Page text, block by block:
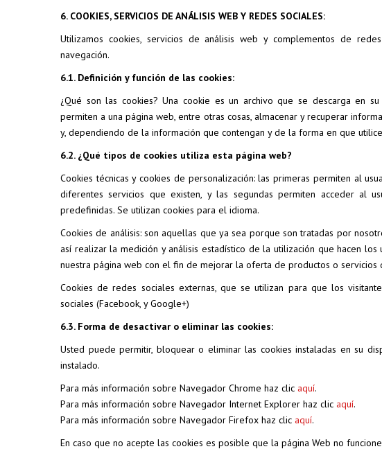
6. COOKIES, SERVICIOS DE ANÁLISIS WEB Y REDES SOCIALES:
Utilizamos cookies, servicios de análisis web y complementos de
navegación.
6.1. Definición y función de las cookies:
¿Qué son las cookies? Una cookie es un archivo que se descarga en
permiten a una página web, entre otras cosas, almacenar y recuperar
y, dependiendo de la información que contengan y de la forma en que
6.2. ¿Qué tipos de cookies utiliza esta página web?
Cookies técnicas y cookies de personalización: las primeras permiten al
diferentes servicios que existen, y las segundas permiten acceder al
predefinidas. Se utilizan cookies para el idioma.
Cookies de análisis: son aquellas que ya sea porque son tratadas por
así realizar la medición y análisis estadístico de la utilización que hacen
nuestra página web con el fin de mejorar la oferta de productos o servicios
Cookies de redes sociales externas, que se utilizan para que los
sociales (Facebook, y Google+)
6.3. Forma de desactivar o eliminar las cookies:
Usted puede permitir, bloquear o eliminar las cookies instaladas en su
instalado.
Para más información sobre Navegador Chrome haz clic aquí.
Para más información sobre Navegador Internet Explorer haz clic aquí.
Para más información sobre Navegador Firefox haz clic aquí.
En caso que no acepte las cookies es posible que la página Web no